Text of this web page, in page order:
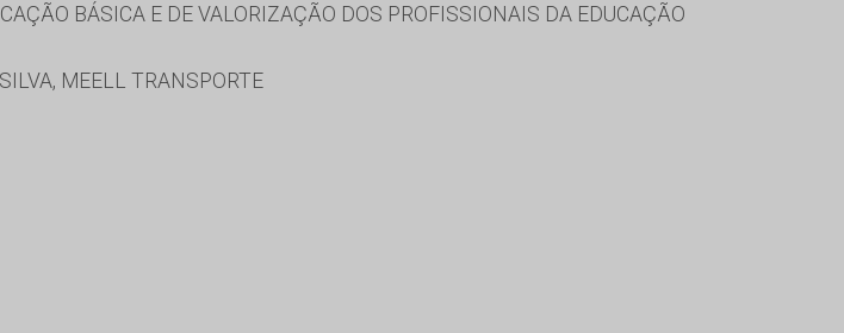
BÁSICA E DE VALORIZAÇÃO DOS PROFISSIONAIS DA EDUCAÇÃO
MEELL TRANSPORTE